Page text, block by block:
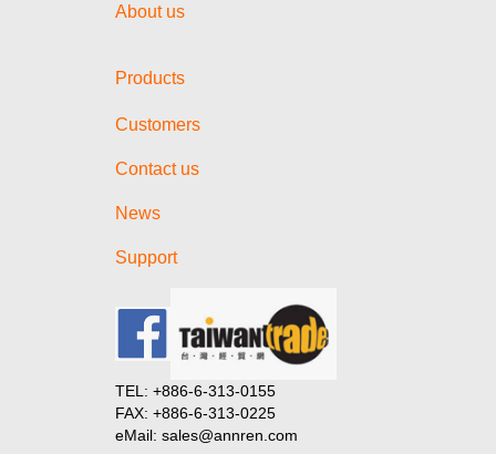
About us
Products
Customers
Contact us
News
Support
TEL: +886-6-313-0155
FAX: +886-6-313-0225
eMail: sales@annren.com